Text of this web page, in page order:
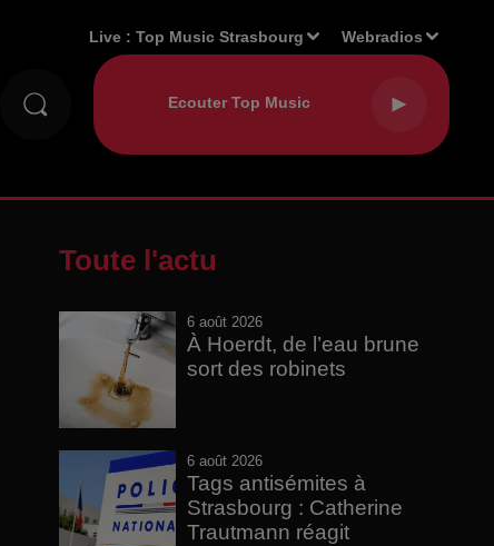
Live :Top Music Strasbourg Webradios
Toute l'actu
6 août 2026
À Hoerdt, de l’eau brune
sort des robinets
6 août 2026
Tags antisémites à
Strasbourg : Catherine
Trautmann réagit